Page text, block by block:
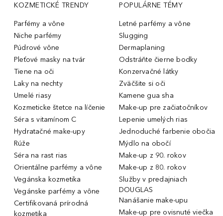
KOZMETICKÉ TRENDY
Parfémy a vône
Niche parfémy
Púdrové vône
Pleťové masky na tvár
Tiene na oči
Laky na nechty
Umelé riasy
Kozmeticke štetce na líčenie
Séra s vitamínom C
Hydratačné make-upy
Rúže
Séra na rast rias
Orientálne parfémy a vône
Vegánska kozmetika
Vegánske parfémy a vône
Certifikovaná prírodná
kozmetika
POPULÁRNE TÉMY
Letné parfémy a vône
Slugging
Dermaplaning
Odstráňte čierne bodky
Konzervačné látky
Zväčšite si oči
Kamene gua sha
Make-up pre začiatočníkov
Lepenie umelých rias
Jednoduché farbenie obočia
Mýdlo na obočí
Make-up z 90. rokov
Make-up z 80. rokov
Služby v predajniach
DOUGLAS
Nanášanie make-upu
Make-up pre ovisnuté viečka